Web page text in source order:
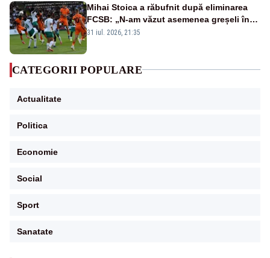
Mihai Stoica a răbufnit după eliminarea
FCSB: „N-am văzut asemenea greșeli în
190 de meciuri europene”
31 iul. 2026, 21:35
CATEGORII POPULARE
Actualitate
Politica
Economie
Social
Sport
Sanatate